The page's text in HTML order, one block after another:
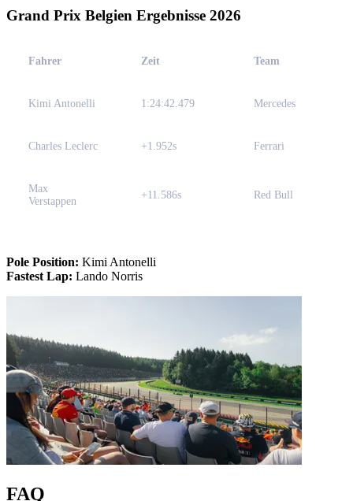
Grand Prix Belgien Ergebnisse 2026
Fahrer Zeit Team
Kimi Antonelli 1:24:42.479 Mercedes
Charles Leclerc +1.952s Ferrari
Max
Verstappen
+11.586s Red Bull
Pole Position: Kimi Antonelli
Fastest Lap: Lando Norris
FAQ